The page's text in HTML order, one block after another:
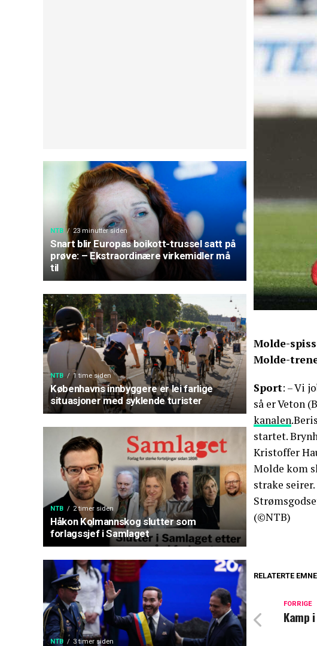
NTB 23 minutter siden
Snart blir Europas boikott-trussel satt på
prøve: – Ekstraordinære virkemidler må
til
NTB 1 time siden
Københavns innbyggere er lei farlige
situasjoner med syklende turister
NTB 2 timer siden
Håkon Kolmannskog slutter som
forlagssjef i Samlaget
NTB 3 timer siden
Molde-
Molde-
Sport: – Vi
så er Veton
kanalen
startet.
Kristoffer
Molde kom
strake seirer.
(©NTB)
RELATERTE
FORRIGE
Kamp